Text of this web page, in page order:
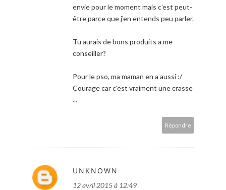
envie pour le moment mais c'est peut-
être parce que j'en entends peu parler.
Tu aurais de bons produits a me
conseiller?
Pour le pso, ma maman en a aussi :/
Courage car c'est vraiment une crasse
...
Répondre
UNKNOWN
12 avril 2015 à 12:49